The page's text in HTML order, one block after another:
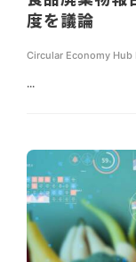
度を議論
Circular Economy Hub
...